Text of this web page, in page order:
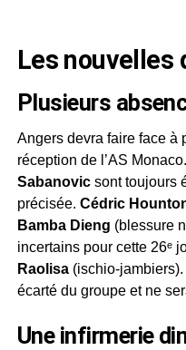
Les
Plusieurs
Angers devra faire face à
réception de l’AS Monaco.
Sabanovicsont toujours
précisée. Cédric
Bamba Dieng (blessure
incertains pour cette 26ᵉ
Raolisa(ischio-jambiers).
écarté du groupe et ne
Une infirmerie